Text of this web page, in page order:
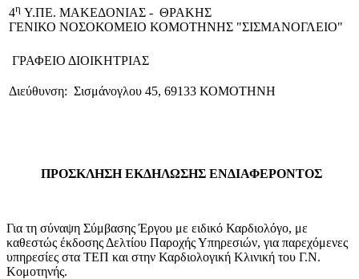
4η Υ.ΠΕ. ΜΑΚΕΔΟΝΙΑΣ - ΘΡΑΚΗΣ
ΓΕΝΙΚΟ NΟΣΟΚΟΜΕΙΟ ΚΟΜΟΤΗΝΗΣ "ΣΙΣΜΑΝΟΓΛΕΙΟ"
ΓΡΑΦΕΙΟ ΔΙΟΙΚΗΤΡΙΑΣ
Διεύθυνση: Σισμάνογλου 45, 69133 ΚΟΜΟΤΗΝΗ
ΠΡΟΣΚΛΗΣΗ ΕΚΔΗΛΩΣΗΣ ΕΝΔΙΑΦΕΡΟΝΤΟΣ
Για τη σύναψη Σύμβασης Έργου με ειδικό Καρδιολόγο, με
καθεστώς έκδοσης Δελτίου Παροχής Υπηρεσιών, για παρεχόμενες
υπηρεσίες στα ΤΕΠ και στην Καρδιολογική Κλινική του Γ.Ν.
Κομοτηνής.